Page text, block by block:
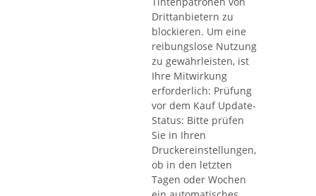
Drittanbietern zu
blockieren. Um eine
reibungslose Nutzung
zu gewährleisten, ist
Ihre Mitwirkung
erforderlich: Prüfung
vor dem Kauf Update-
Status: Bitte prüfen
Sie in Ihren
Druckereinstellungen,
ob in den letzten
Tagen oder Wochen